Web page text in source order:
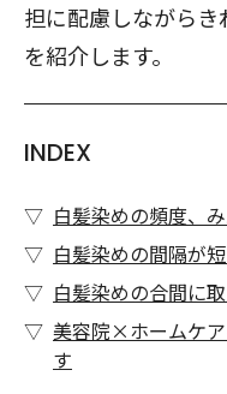
担に配慮しながら
を紹介します。
INDEX
白髪染めの頻度、
白髪染めの間隔が
白髪染めの合間に
美容院×ホームケ
す